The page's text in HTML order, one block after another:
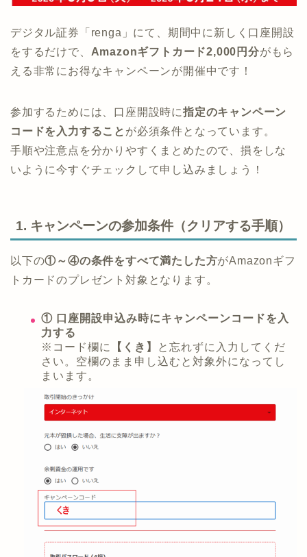
デジタル証券「renga」にて、期間中に新しく口座開設
をするだけで、 Amazonギフトカード2,000円分がもら
える非常にお得なキャンペーンが開催中です！
参加するためには、口座開設時に指定のキャンペーン
コードを入力すること が必須条件となっています。
手順や注意点を分かりやすくまとめたので、損をしな
いように今すぐチェックして申し込みましょう！
1. キャンペーンの参加条件（クリアする手順）
以下の①～④の条件をすべて満たした方がAmazonギフ
トカードのプレゼント対象となります。
① 口座開設申込み時にキャンペーンコードを入
力する
※コード欄に
【くき】
と忘れずに入力してくだ
さい。空欄のまま申し込むと対象外になってし
まいます。